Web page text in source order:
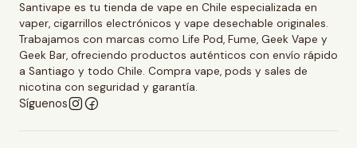
Santivape es tu tienda de vape en Chile especializada en
vaper, cigarrillos electrónicos y vape desechable originales.
Trabajamos con marcas como Life Pod, Fume, Geek Vape y
Geek Bar, ofreciendo productos auténticos con envío rápido
a Santiago y todo Chile. Compra vape, pods y sales de
nicotina con seguridad y garantía.
Síguenos